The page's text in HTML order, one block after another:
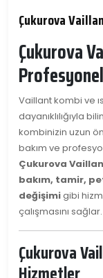
Çukurova
Çukurova
Vaillant kombi ve
dayanıklılığıyla
kombinizin uzun
bakım ve
Çukurova
bakım, tamir,
değişimigibi
çalışmasını sağlar.
Çukurova